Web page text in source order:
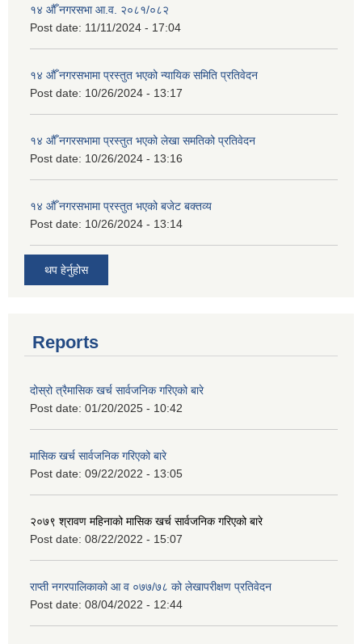
१४ औँ नगरसभा आ.व. २०८१/०८२
Post date: 11/11/2024 - 17:04
१४ औँ नगरसभामा प्रस्तुत भएको न्यायिक समिति प्रतिवेदन
Post date: 10/26/2024 - 13:17
१४ औँ नगरसभामा प्रस्तुत भएको लेखा समतिको प्रतिवेदन
Post date: 10/26/2024 - 13:16
१४ औँ नगरसभामा प्रस्तुत भएको बजेट बक्तव्य
Post date: 10/26/2024 - 13:14
थप हेर्नुहोस
Reports
दोस्रो त्रैमासिक खर्च सार्वजनिक गरिएको बारे
Post date: 01/20/2025 - 10:42
मासिक खर्च सार्वजनिक गरिएको बारे
Post date: 09/22/2022 - 13:05
२०७९ श्रावण महिनाको मासिक खर्च सार्वजनिक गरिएको बारे
Post date: 08/22/2022 - 15:07
राप्ती नगरपालिकाको आ व ०७७/७८ को लेखापरीक्षण प्रतिवेदन
Post date: 08/04/2022 - 12:44